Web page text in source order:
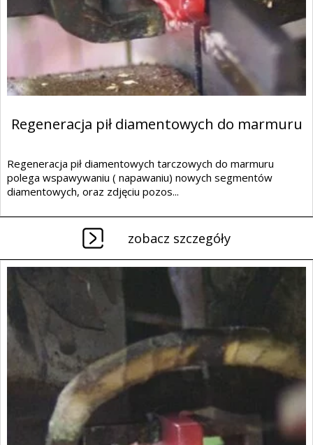
Regeneracja pił diamentowych do marmuru
Regeneracja pił diamentowych tarczowych do marmuru
polega wspawywaniu ( napawaniu) nowych segmentów
diamentowych, oraz zdjęciu pozos...
zobacz szczegóły